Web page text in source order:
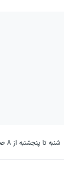
شنبه تا پنجشنبه از ۸ صبح تا ۱۸ عصر بجز روزهای تعطیل